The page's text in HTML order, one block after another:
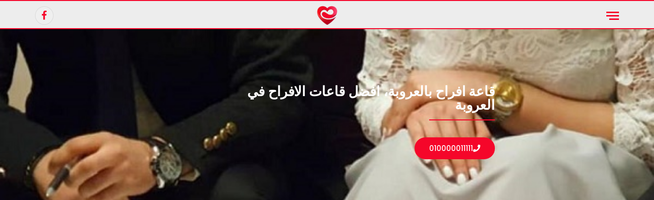
Facebook
قاعة افراح بالعروبة، افضل قاعات الافراح في
العروبة
010000011111